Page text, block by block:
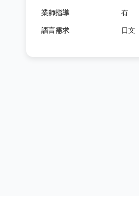
業師指導 有
語言需求 日文